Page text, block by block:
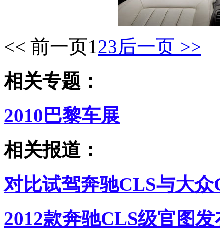
<< 前一页123后一页 >>
相关专题：
2010巴黎车展
相关报道：
对比试驾奔驰CLS与大
2012款奔驰CLS级官图